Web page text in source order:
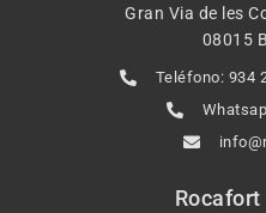
Gran Via de les
08015
Teléfono: 934